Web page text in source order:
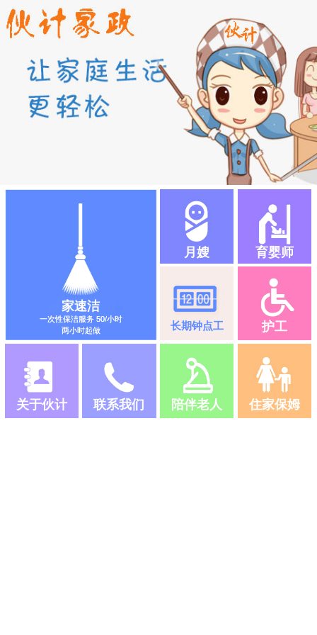
家速洁
一次性保洁服务 50/小时
两小时起做
月嫂 育婴师
长期钟点工 护工
关于伙计 联系我们 陪伴老人 住家保姆